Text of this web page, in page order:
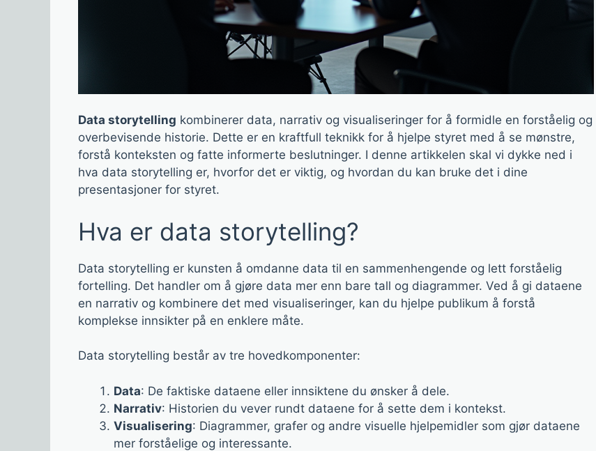
Data storytelling kombinerer data, narrativ og visualiseringer for å formidle en forståelig og
overbevisende historie. Dette er en kraftfull teknikk for å hjelpe styret med å se mønstre,
forstå konteksten og fatte informerte beslutninger. I denne artikkelen skal vi dykke ned i
hva data storytelling er, hvorfor det er viktig, og hvordan du kan bruke det i dine
presentasjoner for styret.
Hva er data storytelling?
Data storytelling er kunsten å omdanne data til en sammenhengende og lett forståelig
fortelling. Det handler om å gjøre data mer enn bare tall og diagrammer. Ved å gi dataene
en narrativ og kombinere det med visualiseringer, kan du hjelpe publikum å forstå
komplekse innsikter på en enklere måte.
Data storytelling består av tre hovedkomponenter:
Data: De faktiske dataene eller innsiktene du ønsker å dele.
Narrativ: Historien du vever rundt dataene for å sette dem i kontekst.
Visualisering: Diagrammer, grafer og andre visuelle hjelpemidler som gjør dataene
mer forståelige og interessante.